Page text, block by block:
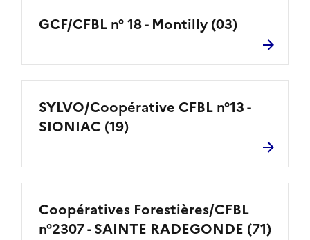
GCF/CFBL n° 18 - Montilly (03)
SYLVO/Coopérative CFBL n°13 -
SIONIAC (19)
Coopératives Forestières/CFBL
n°2307 - SAINTE RADEGONDE (71)